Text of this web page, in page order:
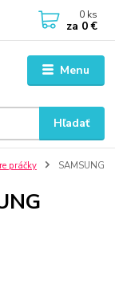
Menu
Hľadať
0 ks
za 0 €
práčky SAMSUNG